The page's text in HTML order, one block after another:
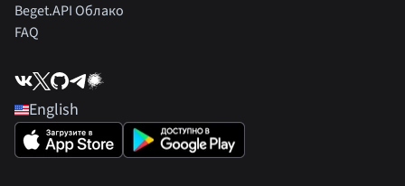
Beget.API Облако
FAQ
English